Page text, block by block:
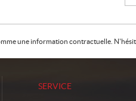
une information contractuelle.
SERVICE